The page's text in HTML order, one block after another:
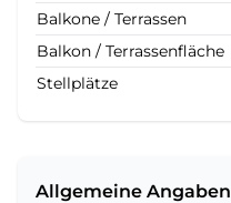
Balkone / Terrassen
Balkon / Terrassenfläche
Stellplätze
Allgemeine Angaben